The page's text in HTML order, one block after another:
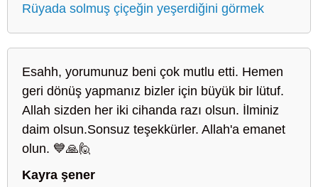
Rüyada solmuş çiçeğin yeşerdiğini görmek
Esahh, yorumunuz beni çok mutlu etti. Hemen
geri dönüş yapmanız bizler için büyük bir lütuf.
Allah sizden her iki cihanda razı olsun. İlminiz
daim olsun.Sonsuz teşekkürler. Allah'a emanet
olun. 💙🙏🙋
Kayra şener